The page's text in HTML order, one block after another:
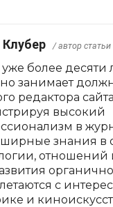
/ автор статьи
более десяти
занимает
редактора
высокий
в
знания в
отношений
органично
с
и